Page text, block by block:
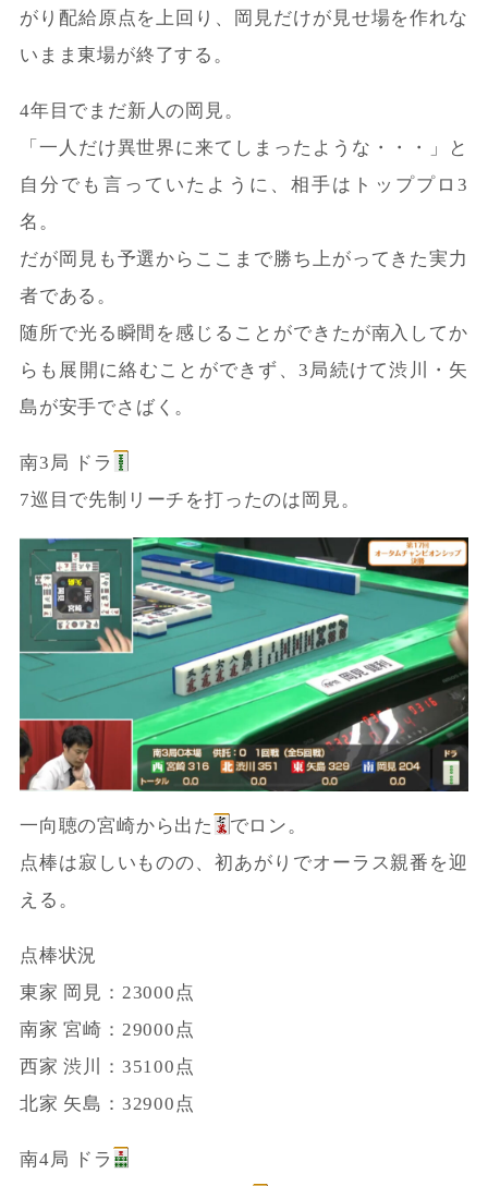
がり配給原点を上回り、岡見だけが見せ場を作れな
いまま東場が終了する。
4年目でまだ新人の岡見。
「一人だけ異世界に来てしまったような・・・」と
自分でも言っていたように、相手はトッププロ3
名。
だが岡見も予選からここまで勝ち上がってきた実力
者である。
随所で光る瞬間を感じることができたが南入してか
らも展開に絡むことができず、3局続けて渋川・矢
島が安手でさばく。
南3局 ドラ
7巡目で先制リーチを打ったのは岡見。
一向聴の宮崎から出た
でロン。
点棒は寂しいものの、初あがりでオーラス親番を迎
える。
点棒状況
東家 岡見：23000点
南家 宮崎：29000点
西家 渋川：35100点
北家 矢島：32900点
南4局 ドラ